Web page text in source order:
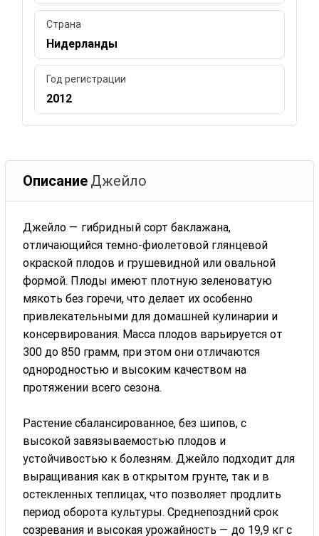
Страна
Нидерланды
Год регистрации
2012
Описание Джейло
Джейло — гибридный сорт баклажана,
отличающийся темно-фиолетовой глянцевой
окраской плодов и грушевидной или овальной
формой. Плоды имеют плотную зеленоватую
мякоть без горечи, что делает их особенно
привлекательными для домашней кулинарии и
консервирования. Масса плодов варьируется от
300 до 850 грамм, при этом они отличаются
однородностью и высоким качеством на
протяжении всего сезона.
Растение сбалансированное, без шипов, с
высокой завязываемостью плодов и
устойчивостью к болезням. Джейло подходит для
выращивания как в открытом грунте, так и в
остекленных теплицах, что позволяет продлить
период оборота культуры. Среднепоздний срок
созревания и высокая урожайность — до 19,9 кг с